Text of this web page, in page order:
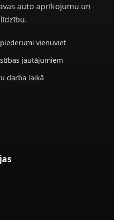
auto aprīkojumu un
vienuviet
jautājumiem
darba laikā